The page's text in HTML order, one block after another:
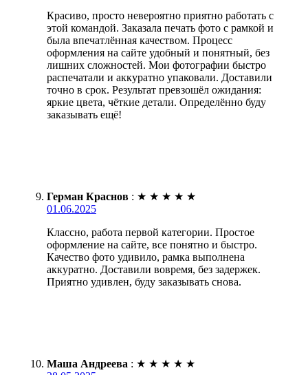
Красиво, просто невероятно приятно работать с
этой командой. Заказала печать фото с рамкой и
была впечатлённая качеством. Процесс
оформления на сайте удобный и понятный, без
лишних сложностей. Мои фотографии быстро
распечатали и аккуратно упаковали. Доставили
точно в срок. Результат превзошёл ожидания:
яркие цвета, чёткие детали. Определённо буду
заказывать ещё!
Герман Краснов : ★ ★ ★ ★ ★
01.06.2025
Классно, работа первой категории. Простое
оформление на сайте, все понятно и быстро.
Качество фото удивило, рамка выполнена
аккуратно. Доставили вовремя, без задержек.
Приятно удивлен, буду заказывать снова.
Маша Андреева : ★ ★ ★ ★ ★